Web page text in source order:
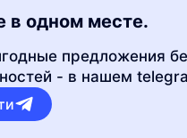
в одном месте.
предложения
- в нашем